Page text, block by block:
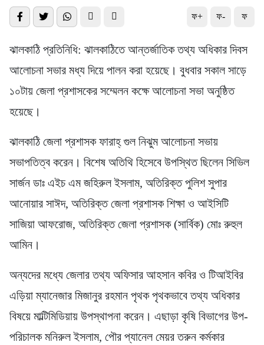
ফ+ ফ- ফ
ঝালকাঠি প্রতিনিধি: ঝালকাঠিতে আন্তর্জাতিক তথ্য অধিকার দিবস
আলোচনা সভার মধ্য দিয়ে পালন করা হয়েছে। বুধবার সকাল সাড়ে
১০টায় জেলা প্রশাসকের সম্মেলন কক্ষে আলোচনা সভা অনুষ্ঠিত
হয়েছে।
ঝালকাঠি জেলা প্রশাসক ফারাহ্ গুল নিঝুম আলোচনা সভায়
সভাপতিত্ব করেন। বিশেষ অতিথি হিসেবে উপস্থিত ছিলেন সিভিল
সার্জন ডাঃ এইচ এম জহিরুল ইসলাম, অতিরিক্ত পুলিশ সুপার
আনোয়ার সাঈদ, অতিরিক্ত জেলা প্রশাসক শিক্ষা ও আইসিটি
সাজিয়া আফরোজ, অতিরিক্ত জেলা প্রশাসক (সার্বিক) মোঃ রুহুল
আমিন।
অন্যদের মধ্যে জেলার তথ্য অফিসার আহসান কবির ও টিআইবির
এড়িয়া ম্যানেজার মিজানুর রহমান পৃথক পৃথকভাবে তথ্য অধিকার
বিষয়ে মাল্টিমিডিয়ায় উপস্থাপনা করেন। এছাড়া কৃষি বিভাগের উপ-
পরিচালক মনিরুল ইসলাম, পৌর প্যানেল মেয়র তরুন কর্মকার